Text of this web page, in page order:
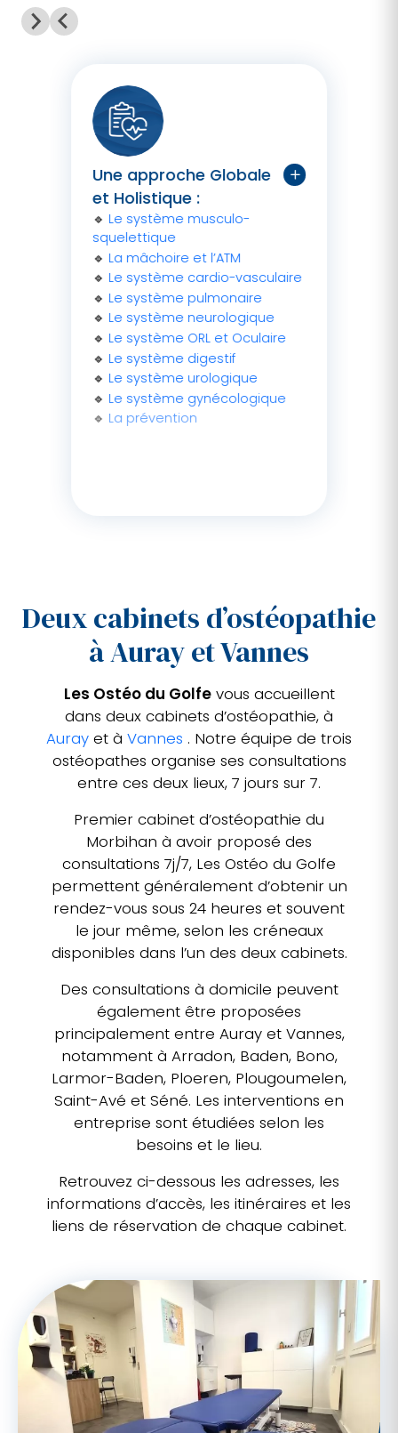
Une approche Globale
et Holistique :
🔹 Le système musculo-
squelettique
🔹 La mâchoire et l’ATM
🔹 Le système cardio-vasculaire
🔹 Le système pulmonaire
🔹 Le système neurologique
🔹 Le système ORL et Oculaire
🔹 Le système digestif
🔹 Le système urologique
🔹 Le système gynécologique
🔹 La prévention
Deux cabinets d’ostéopathie
à Auray et Vannes
Les Ostéo du Golfevous accueillent
dans deux cabinets d’ostéopathie, à
Auray et à Vannes . Notre équipe de trois
ostéopathes organise ses consultations
entre ces deux lieux, 7 jours sur 7.
Premier cabinet d’ostéopathie du
Morbihan à avoir proposé des
consultations 7j/7, Les Ostéo du Golfe
permettent généralement d’obtenir un
rendez-vous sous 24 heures et souvent
le jour même, selon les créneaux
disponibles dans l’un des deux cabinets.
Des consultations à domicile peuvent
également être proposées
principalement entre Auray et Vannes,
notamment à Arradon, Baden, Bono,
Larmor-Baden, Ploeren, Plougoumelen,
Saint-Avé et Séné. Les interventions en
entreprise sont étudiées selon les
besoins et le lieu.
Retrouvez ci-dessous les adresses, les
informations d’accès, les itinéraires et les
liens de réservation de chaque cabinet.